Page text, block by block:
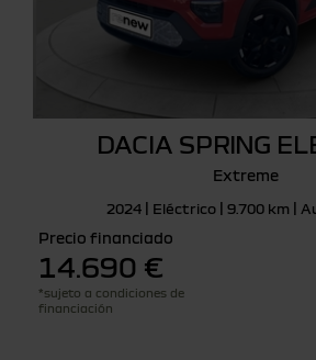
DACIA SPRING
Extreme
2024 | Eléctrico | 9.700 km |
Precio financiado
14.690 €
*sujeto a condiciones de
financiación